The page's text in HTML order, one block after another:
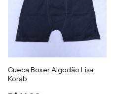
Cueca Boxer Algodão Lisa
Korab